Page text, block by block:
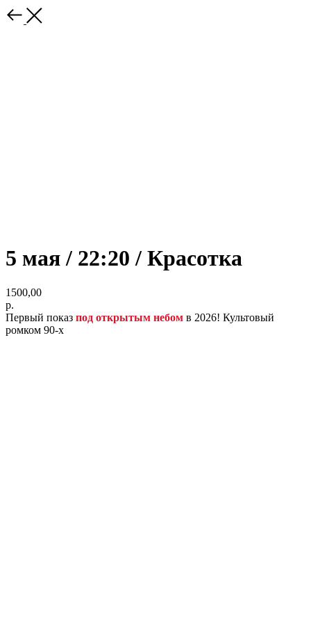
5 мая / 22:20 / Красотка
1500,00
р.
Первый показ под открытым небом в 2026! Культовый
ромком 90-х